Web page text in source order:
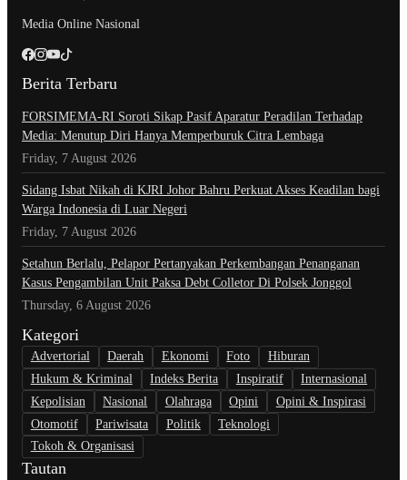
Media Online Nasional
Berita Terbaru
​FORSIMEMA-RI Soroti Sikap Pasif Aparatur Peradilan Terhadap
Media: Menutup Diri Hanya Memperburuk Citra Lembaga
Friday, 7 August 2026
Sidang Isbat Nikah di KJRI Johor Bahru Perkuat Akses Keadilan bagi
Warga Indonesia di Luar Negeri
Friday, 7 August 2026
Setahun Berlalu, Pelapor Pertanyakan Perkembangan Penanganan
Kasus Pengambilan Unit Paksa Debt Colletor Di Polsek Jonggol
Thursday, 6 August 2026
Kategori
Advertorial Daerah Ekonomi Foto
Hiburan
Hukum & Kriminal
Indeks Berita Inspiratif
Internasional
Kepolisian
Nasional Olahraga Opini
Opini & Inspirasi
Otomotif
Pariwisata Politik
Teknologi
Tokoh & Organisasi
Tautan